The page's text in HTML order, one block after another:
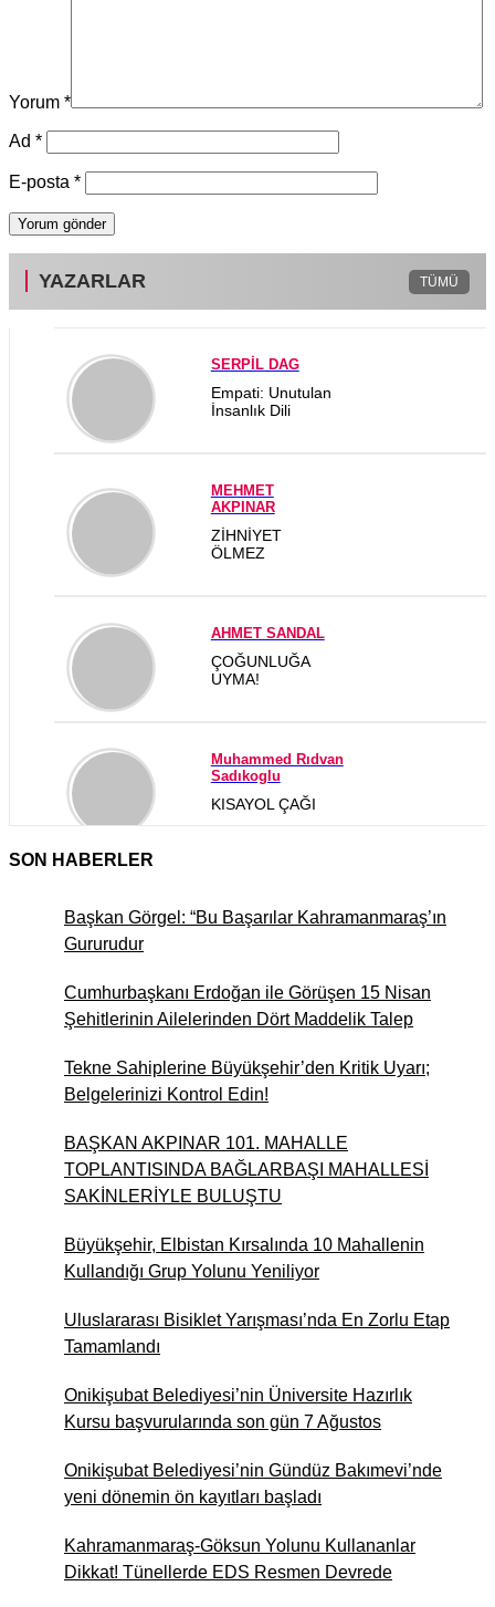
Yorum *
Ad *
E-posta *
YAZARLAR TÜMÜ
SERPİL DAG
Empati: Unutulan
İnsanlık Dili
MEHMET
AKPINAR
ZİHNİYET
ÖLMEZ
AHMET SANDAL
ÇOĞUNLUĞA
UYMA!
Muhammed Rıdvan
Sadıkoglu
KISAYOL ÇAĞI
GÜNÜMÜZ DÜNYASINDA “
İNSAN HALLERİ
ADEM GEMCİ
Aslında Hatıralar Kapısını
Araladı
İlker Yiyen
Andırın’da Bir "Okuma"
Sevdası, Bir de Yurt Çilesi
Av. Abdulsamed Ornek
Halka Arz Kavramı ve Hukuki
Niteliği
SON HABERLER
Başkan Görgel: “Bu Başarılar Kahramanmaraş’ın
Gururudur
Cumhurbaşkanı Erdoğan ile Görüşen 15 Nisan
Şehitlerinin Ailelerinden Dört Maddelik Talep
Tekne Sahiplerine Büyükşehir’den Kritik Uyarı;
Belgelerinizi Kontrol Edin!
BAŞKAN AKPINAR 101. MAHALLE
TOPLANTISINDA BAĞLARBAŞI MAHALLESİ
SAKİNLERİYLE BULUŞTU
Büyükşehir, Elbistan Kırsalında 10 Mahallenin
Kullandığı Grup Yolunu Yeniliyor
Uluslararası Bisiklet Yarışması’nda En Zorlu Etap
Tamamlandı
Onikişubat Belediyesi’nin Üniversite Hazırlık
Kursu başvurularında son gün 7 Ağustos
Onikişubat Belediyesi’nin Gündüz Bakımevi’nde
yeni dönemin ön kayıtları başladı
Kahramanmaraş-Göksun Yolunu Kullananlar
Dikkat! Tünellerde EDS Resmen Devrede